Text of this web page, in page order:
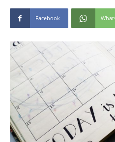
Facebook